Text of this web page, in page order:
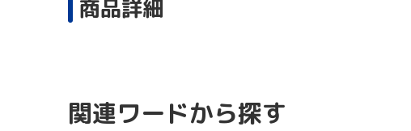
商品詳細
関連ワードから探す